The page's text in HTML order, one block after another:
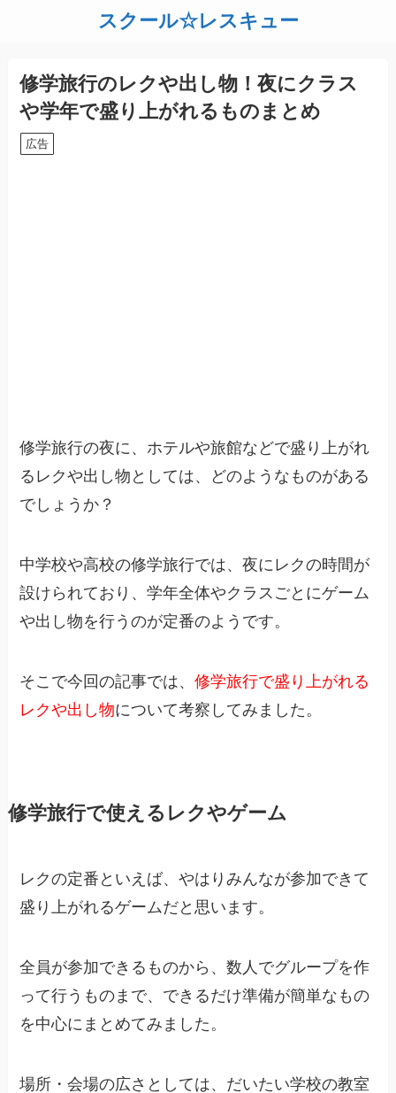
スクール☆レスキュー
修学旅行のレクや出し物！夜にクラス
や学年で盛り上がれるものまとめ
広告
修学旅行の夜に、ホテルや旅館などで盛り上がれ
るレクや出し物としては、どのようなものがある
でしょうか？
中学校や高校の修学旅行では、夜にレクの時間が
設けられており、学年全体やクラスごとにゲーム
や出し物を行うのが定番のようです。
そこで今回の記事では、修学旅行で盛り上がれる
レクや出し物について考察してみました。
修学旅行で使えるレクやゲーム
レクの定番といえば、やはりみんなが参加できて
盛り上がれるゲームだと思います。
全員が参加できるものから、数人でグループを作
って行うものまで、できるだけ準備が簡単なもの
を中心にまとめてみました。
場所・会場の広さとしては、だいたい学校の教室